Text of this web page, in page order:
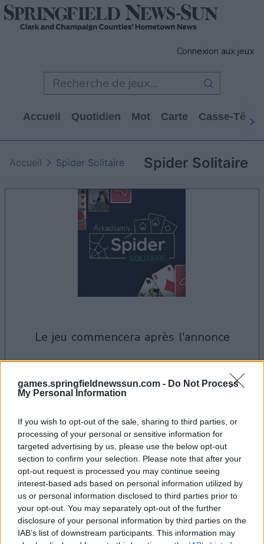
games.springfieldnewssun.com - Do Not Process
My Personal Information
If you wish to opt-out of the sale, sharing to third parties, or
processing of your personal or sensitive information for
targeted advertising by us, please use the below opt-out
section to confirm your selection. Please note that after your
opt-out request is processed you may continue seeing
interest-based ads based on personal information utilized by
us or personal information disclosed to third parties prior to
your opt-out. You may separately opt-out of the further
disclosure of your personal information by third parties on the
IAB’s list of downstream participants. This information may
Connexion aux jeux
Accueil Quotidien Mot Carte Casse-Tête
Spider Solitaire
Accueil Spider Solitaire
le jeu commencera après l'annonce
Publicité
Les joueurs de Spider Solitaire aiment
aussi :
Voir tous